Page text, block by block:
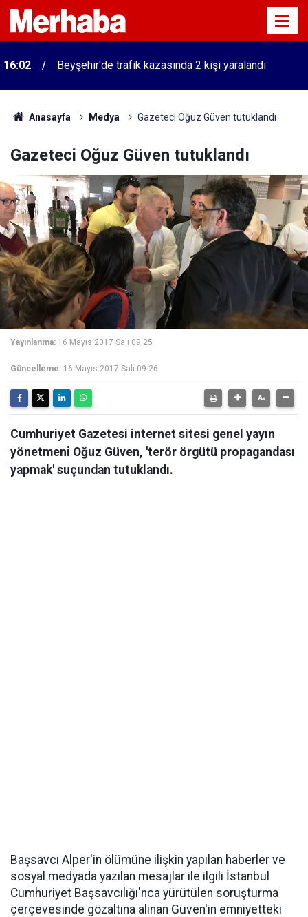
16:02 Beyşehir'de trafik kazasında 2 kişi yaralandı
Anasayfa Medya Gazeteci Oğuz Güven tutuklandı
Gazeteci Oğuz Güven tutuklandı
Yayınlanma: 16 Mayıs 2017 Salı 09:25
Güncelleme: 16 Mayıs 2017 Salı 09:26
Cumhuriyet Gazetesi internet sitesi genel yayın
yönetmeni Oğuz Güven, 'terör örgütü propagandası
yapmak' suçundan tutuklandı.
Başsavcı Alper'in ölümüne ilişkin yapılan haberler ve
sosyal medyada yazılan mesajlar ile ilgili İstanbul
Cumhuriyet Başsavcılığı'nca yürütülen soruşturma
çerçevesinde gözaltına alınan Güven'in emniyetteki